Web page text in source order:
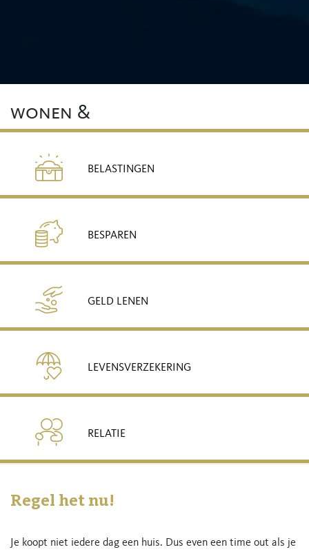
wonen &
BELASTINGEN
BESPAREN
GELD LENEN
LEVENSVERZEKERING
RELATIE
Regel het nu!
Je koopt niet iedere dag een huis. Dus even een time out als je